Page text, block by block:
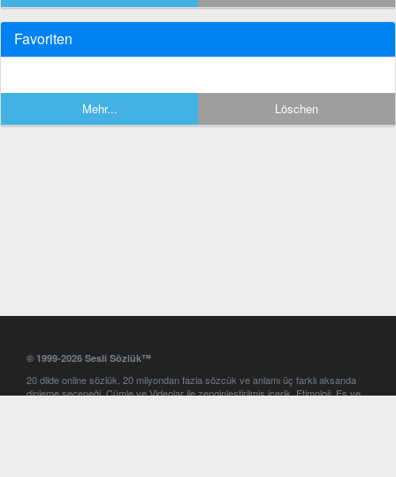
Favoriten
Mehr... Löschen
© 1999-2026 Sesli Sözlük™
20 dilde online sözlük. 20 milyondan fazla sözcük ve anlamı üç farklı aksanda
dinleme seçeneği. Cümle ve Videolar ile zenginleştirilmiş içerik. Etimoloji, Eş ve